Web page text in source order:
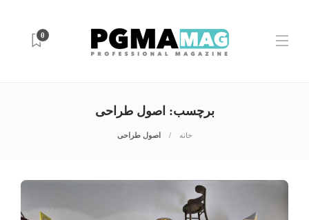
0
برچسب: اصول طراحی
خانه اصول طراحی